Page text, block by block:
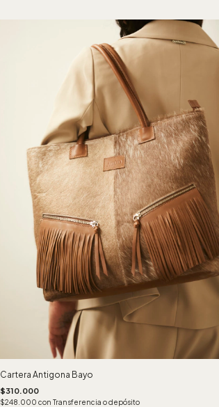
Cartera Antigona Bayo
$310.000
$248.000con Transferencia o depósito